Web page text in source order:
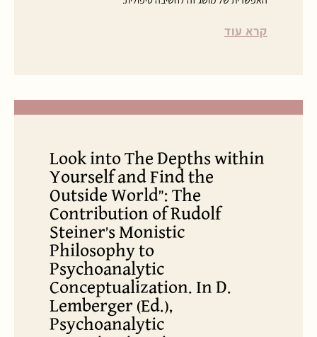
קרא עוד
Look into The Depths within
Yourself and Find the
Outside World": The
Contribution of Rudolf
Steiner’s Monistic
Philosophy to
Psychoanalytic
Conceptualization. In D.
Lemberger (Ed.),
Psychoanalytic